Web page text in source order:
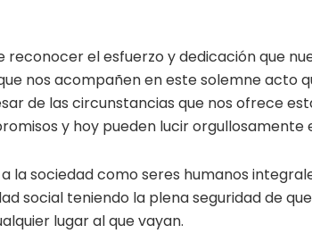
reconocer el esfuerzo y dedicación que
nos acompañen en este solemne acto
de las circunstancias que nos ofrece
y hoy pueden lucir orgullosamente
la sociedad como seres humanos
social teniendo la plena seguridad de
lugar al que vayan.